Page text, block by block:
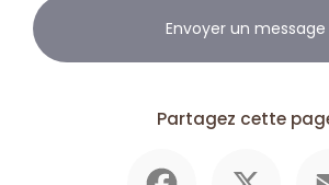
Envoyer un message
Partagez cette